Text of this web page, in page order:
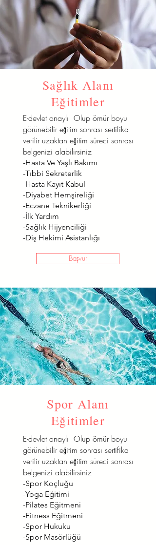
Sağlık Alanı
Eğitimler
E-devlet onaylı Olup ömür boyu
görünebilir eğitim sonrası sertifika
verilir uzaktan eğitim süreci sonrası
belgenizi alabilirsiniz
-Hasta Ve Yaşlı Bakımı
-Tıbbi Sekreterlik
-Hasta Kayıt Kabul
-Diyabet Hemşireliği
-Eczane Teknikerliği
-İlk Yardım
-Sağlık Hijyenciliği
-Diş Hekimi Asistanlığı
Başvur
Spor Alanı
Eğitimler
E-devlet onaylı Olup ömür boyu
görünebilir eğitim sonrası sertifika
verilir uzaktan eğitim süreci sonrası
belgenizi alabilirsiniz
-Spor Koçluğu
-Yoga Eğitimi
-Pilates Eğitmeni
-Fitness Eğitmeni
-Spor Hukuku
-Spor Masörlüğü